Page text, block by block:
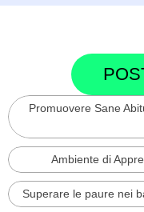
Promuovere Sane
Ambiente di
Superare le paure nei